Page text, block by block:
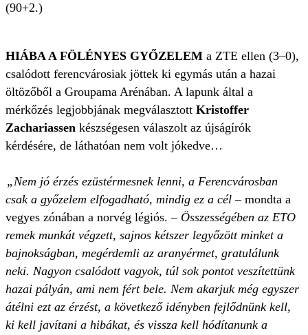
(90+2.)
HIÁBA A FÖLÉNYES GYŐZELEM a ZTE ellen (3–0),
csalódott ferencvárosiak jöttek ki egymás után a hazai
öltözőből a Groupama Arénában. A lapunk által a
mérkőzés legjobbjának megválasztott Kristoffer
Zachariassen készségesen válaszolt az újságírók
kérdésére, de láthatóan nem volt jókedve…
„Nem jó érzés ezüstérmesnek lenni, a Ferencvárosban
csak a győzelem elfogadható, mindig ez a cél – mondta a
vegyes zónában a norvég légiós. – Összességében az ETO
remek munkát végzett, sajnos kétszer legyőzött minket a
bajnokságban, megérdemli az aranyérmet, gratulálunk
neki. Nagyon csalódott vagyok, túl sok pontot veszítettünk
hazai pályán, ami nem fért bele. Nem akarjuk még egyszer
átélni ezt az érzést, a következő idényben fejlődnünk kell,
ki kell javítani a hibákat, és vissza kell hódítanunk a